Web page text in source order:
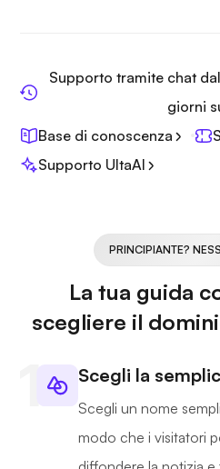
Supporto tramite chat
giorni
Base di conoscenza
Supporto UltaAI
PRINCIPIANTE?
La tua guida
scegliere il
Scegli la
Scegli un nome
modo che i visitatori